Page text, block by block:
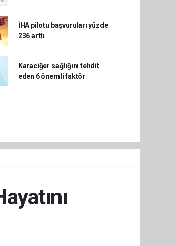
İHA pilotu başvuruları yüzde
236 arttı
Karaciğer sağlığını tehdit
eden 6 önemli faktör